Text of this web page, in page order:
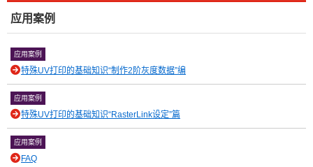
应用案例
应用案例
特殊UV打印的基础知识“制作2阶灰度数据”编
应用案例
特殊UV打印的基础知识“RasterLink设定”篇
应用案例
FAQ